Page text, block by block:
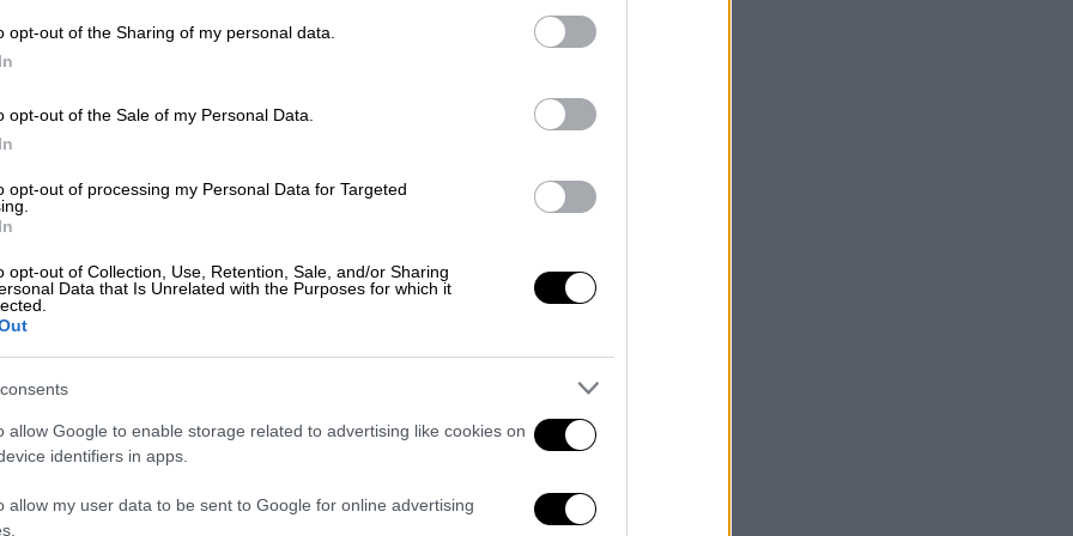
opt-out of the Sharing of my personal data.
opt-out of the Sale of my Personal Data.
opt-out of processing my Personal Data for Targeted
opt-out of Collection, Use, Retention, Sale, and/or Sharing
Data that Is Unrelated with the Purposes for which it
allow Google to enable storage related to advertising like cookies on
identifiers in apps.
allow my user data to be sent to Google for online advertising
Ελλάδα |15.09.2024 13:50
Πολιτισμό και το Περιβάλλον στον
Ένα πλούσιο τριήμερο εκδηλώσεων
και παράλληλων δράσεων με
ΠΟΛΙΤΙΣΜΟ και το ΠΕΡΙΒΑΛΛΟΝ
Ελλάδα|21.07.2024 16:10